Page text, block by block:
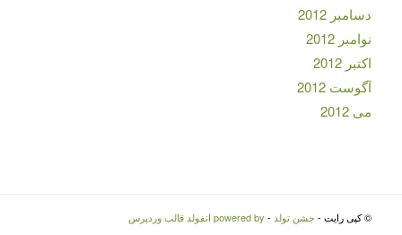
دسامبر 2012
نوامبر 2012
اکتبر 2012
آگوست 2012
می 2012
© کپی رایت - جشن تولد - powered by انفولد قالب وردپرس